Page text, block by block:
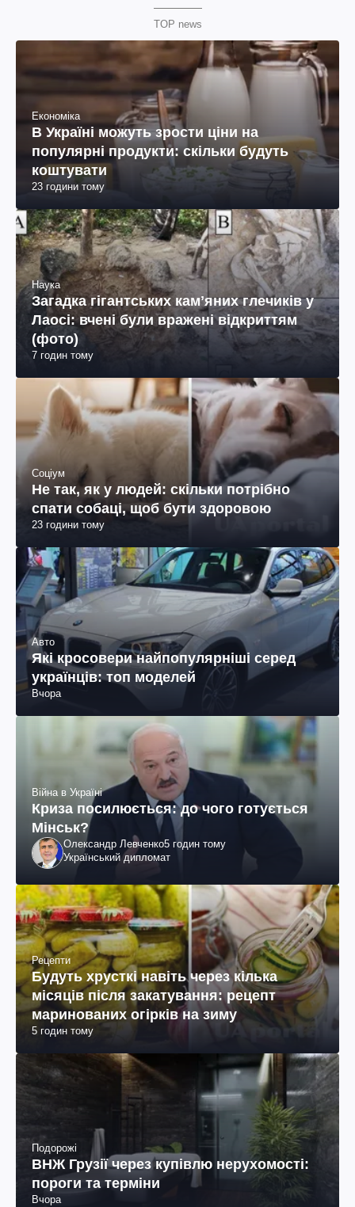
TOP news
Економіка
В Україні можуть зрости ціни на
популярні продукти: скільки будуть
коштувати
23 години тому
Наука
Загадка гігантських камʼяних глечиків у
Лаосі: вчені були вражені відкриттям
(фото)
7 годин тому
Соціум
Не так, як у людей: скільки потрібно
спати собаці, щоб бути здоровою
23 години тому
Авто
Які кросовери найпопулярніші серед
українців: топ моделей
Вчора
Війна в Україні
Криза посилюється: до чого готується
Мінськ?
Олександр Левченко5 годин тому
Український дипломат
Рецепти
Будуть хрусткі навіть через кілька
місяців після закатування: рецепт
маринованих огірків на зиму
5 годин тому
Подорожі
ВНЖ Грузії через купівлю нерухомості:
пороги та терміни
Вчора